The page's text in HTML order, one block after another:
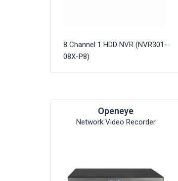
8 Channel 1 HDD NVR (NVR301-
08X-P8)
Openeye
Network Video Recorder